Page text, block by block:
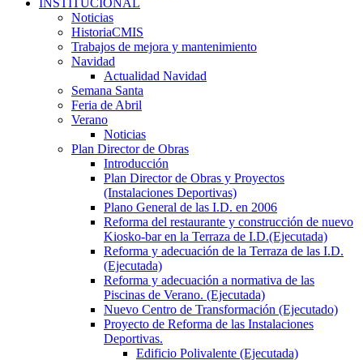
INSTITUCIONAL
Noticias
HistoriaCMIS
Trabajos de mejora y mantenimiento
Navidad
Actualidad Navidad
Semana Santa
Feria de Abril
Verano
Noticias
Plan Director de Obras
Introducción
Plan Director de Obras y Proyectos
(Instalaciones Deportivas)
Plano General de las I.D. en 2006
Reforma del restaurante y construcción de nuevo
Kiosko-bar en la Terraza de I.D.(Ejecutada)
Reforma y adecuación de la Terraza de las I.D.
(Ejecutada)
Reforma y adecuación a normativa de las
Piscinas de Verano. (Ejecutada)
Nuevo Centro de Transformación (Ejecutado)
Proyecto de Reforma de las Instalaciones
Deportivas.
Edificio Polivalente (Ejecutada)